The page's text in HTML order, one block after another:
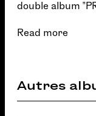
double album
Read more
Autres